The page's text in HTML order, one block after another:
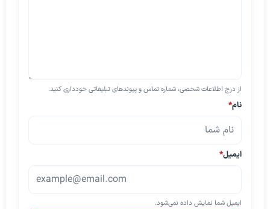
از درج اطلاعات شخصی، شماره تماس و پیوندهای تبلیغاتی خودداری کنید.
نام*
ایمیل*
ایمیل شما نمایش داده نمی‌شود.